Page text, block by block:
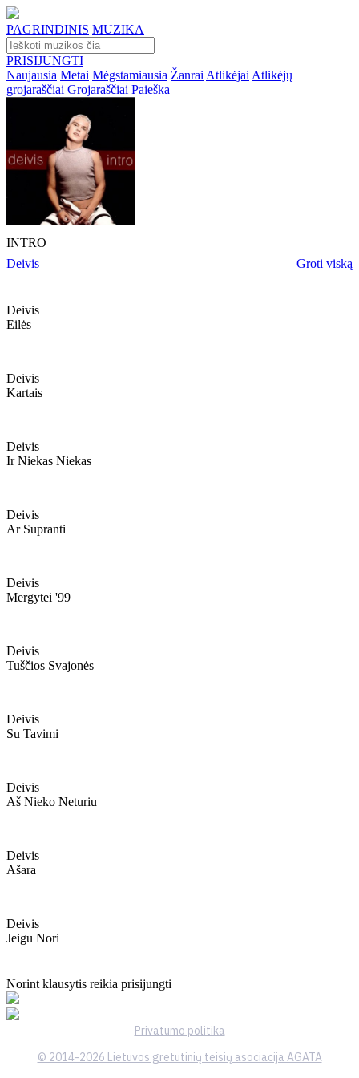
PAGRINDINIS MUZIKA
PRISIJUNGTI
Naujausia Metai Mėgstamiausia Žanrai Atlikėjai Atlikėjų
grojaraščiai Grojaraščiai Paieška
INTRO
Deivis
Groti viską
Deivis
Eilės
Deivis
Kartais
Deivis
Ir Niekas Niekas
Deivis
Ar Supranti
Deivis
Mergytei '99
Deivis
Tuščios Svajonės
Deivis
Su Tavimi
Deivis
Aš Nieko Neturiu
Deivis
Ašara
Deivis
Jeigu Nori
Norint klausytis reikia prisijungti
Privatumo politika
© 2014-2026 Lietuvos gretutinių teisių asociacija AGATA